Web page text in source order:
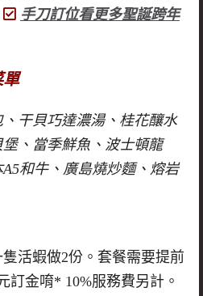
手刀訂位看更多聖誕跨年
單
干貝巧達濃湯、桂花釀水
、當季鮮魚、波士頓龍
和牛、廣島燒炒麵、熔岩
活蝦做2份。套餐需要提前
訂金唷* 10%服務費另計。